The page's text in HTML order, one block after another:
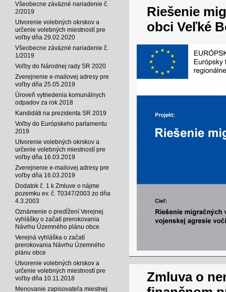
Všeobecne záväzné nariadenie č.
2/2019
Utvorenie volebných okrskov a
určenie volebných miestností pre
voľby dňa 29.02.2020
Všeobecne záväzné nariadenie č.
1/2019
Voľby do Národnej rady SR 2020
Zverejnenie e-mailovej adresy pre
voľby dňa 25.05.2019
Úroveň vytriedenia komunálnych
odpadov za rok 2018
Kandidáti na prezidenta SR 2019
Voľby do Európskeho parlamentu
2019
Utvorenie volebných okrskov a
určenie volebných miestností pre
voľby dňa 16.03.2019
Zverejnenie e-mailovej adresy pre
voľby dňa 16.03.2019
Dodatok č. 1 k Zmluve o nájme
pozemku ev. č. T0347/2003 zo dňa
4.3.2003
Oznámenie o predĺžení Verejnej
vyhlášky o začatí prerokovania
Návrhu Územného plánu obce
Verejná vyhláška o začatí
prerokovania Návrhu Územného
plánu obce
Utvorenie volebných okrskov a
určenie volebných miestností pre
voľby dňa 10.11.2018
Menovanie zapisovateľa miestnej
Riešenie
obci Veľké
Zmluva o